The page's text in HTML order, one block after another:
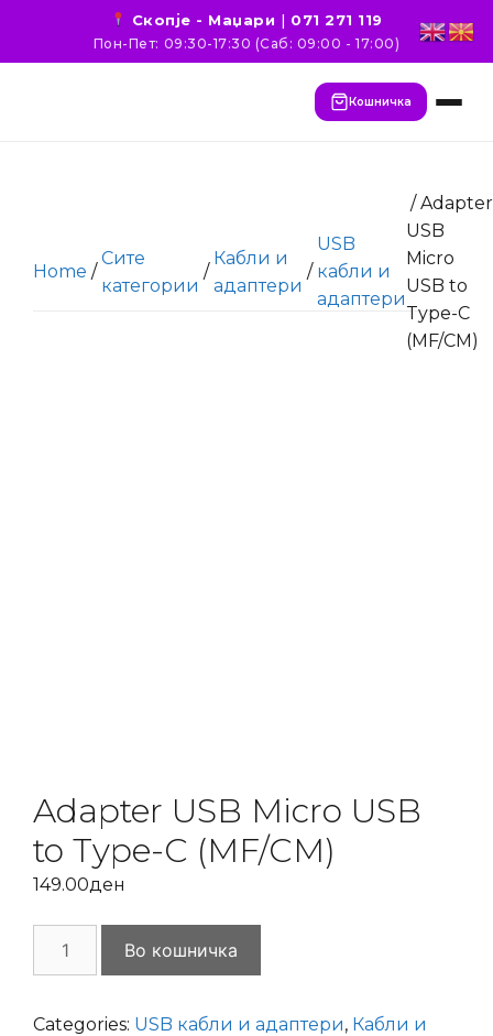
Скопје - Маџари | 071 271 119
Пон-Пет: 09:30-17:30 (Саб: 09:00 - 17:00)
Кошничка
Home /
Сите
категории
/
Кабли и
адаптери
/
USB
кабли и
адаптери
/ Adapter
USB
Micro
USB to
Type-C
(MF/CM)
Adapter USB Micro USB
to Type-C (MF/CM)
149.00ден
USB
Во кошничка
Categories: USB кабли и адаптери, Кабли и